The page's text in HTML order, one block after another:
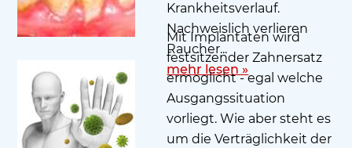
Krankheitsverlauf.
Nachweislich verlieren
Raucher...
mehr lesen »
Mit Implantaten wird
festsitzender Zahnersatz
ermöglicht - egal welche
Ausgangssituation
vorliegt. Wie aber steht es
um die Verträglichkeit der